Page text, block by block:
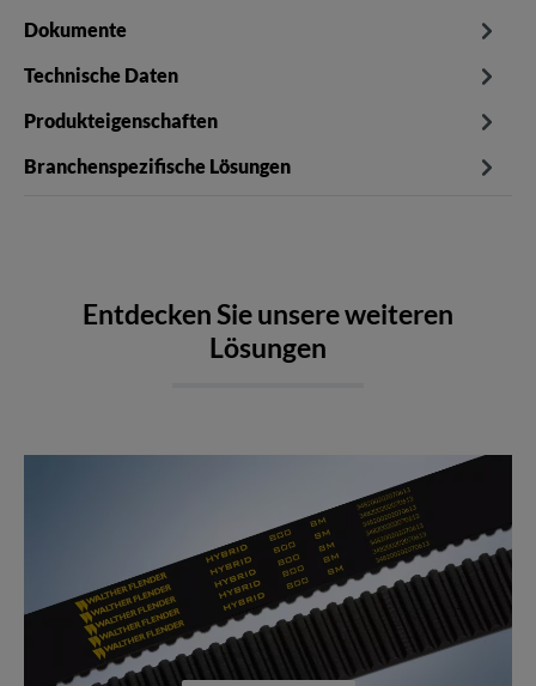
Dokumente
Technische Daten
Produkteigenschaften
Branchenspezifische Lösungen
Entdecken Sie unsere weiteren
Lösungen